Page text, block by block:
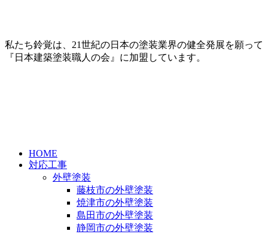
私たち鈴覚は、21世紀の日本の塗装業界の健全発展を願って
『日本建築塗装職人の会』に加盟しています。
HOME
対応工事
外壁塗装
藤枝市の外壁塗装
焼津市の外壁塗装
島田市の外壁塗装
静岡市の外壁塗装